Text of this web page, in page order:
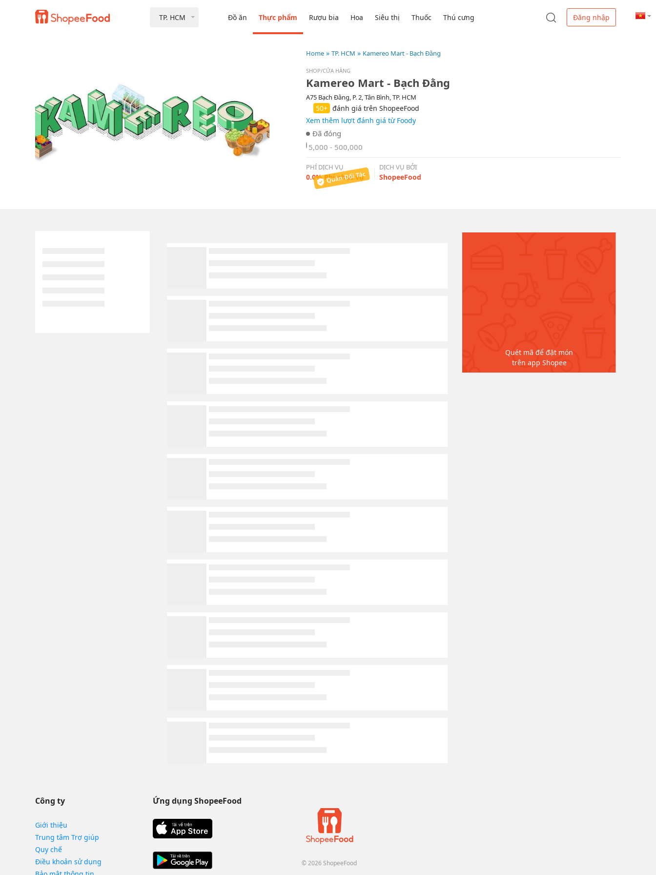
TP. HCM Đồ ăn Thực phẩm Rượu bia Hoa Siêu thị Thuốc Thú cưng Đăng nhập
Home TP. HCM Kamereo Mart - Bạch Đằng
SHOP/CỬA HÀNG
Kamereo Mart - Bạch Đằng
A75 Bạch Đằng, P. 2, Tân Bình, TP. HCM
50+ đánh giá trên ShopeeFood
Xem thêm lượt đánh giá từ Foody
5,000 - 500,000
PHÍ DỊCH VỤ
0.0% Phí phục vụ
DỊCH VỤ BỞI
ShopeeFood
Quét mã để đặt món
trên app Shopee
Công ty
Giới thiệu
Trung tâm Trợ giúp
Quy chế
Điều khoản sử dụng
Ứng dụng ShopeeFood
© 2026 ShopeeFood